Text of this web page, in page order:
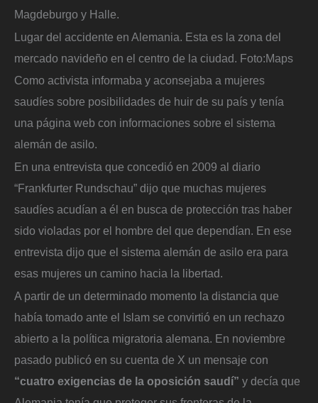
Magdeburgo y Halle.
Lugar del accidente en Alemania. Esta es la zona del
mercado navideño en el centro de la ciudad. Foto:Maps
Como activista informaba y aconsejaba a mujeres
saudíes sobre posibilidades de huir de su país y tenía
una página web con informaciones sobre el sistema
alemán de asilo.
En una entrevista que concedió en 2009 al diario
“Frankfurter Rundschau” dijo que muchas mujeres
saudíes acudían a él en busca de protección tras haber
sido violadas por el hombre del que dependían. En ese
entrevista dijo que el sistema alemán de asilo era para
esas mujeres un camino hacia la libertad.
A partir de un determinado momento la distancia que
había tomado ante el Islam se convirtió en un rechazo
abierto a la política migratoria alemana. En noviembre
pasado publicó en su cuenta de X un mensaje con
“cuatro exigencias de la oposición saudí” y decía que